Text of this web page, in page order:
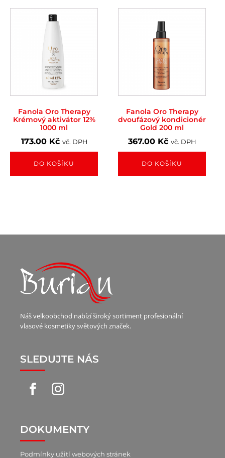
Fanola Oro Therapy
Krémový aktivátor 12%
1000 ml
173.00 Kč vč. DPH
DO KOŠÍKU
Fanola Oro Therapy
dvoufázový kondicionér
Gold 200 ml
367.00 Kč vč. DPH
DO KOŠÍKU
Náš velkoobchod nabízí široký sortiment profesionální
vlasové kosmetiky světových značek.
SLEDUJTE NÁS
DOKUMENTY
Podmínky užití webových stránek